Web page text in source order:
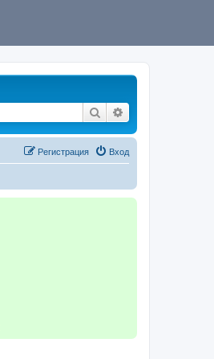
Поиск
Вход
Регистрация